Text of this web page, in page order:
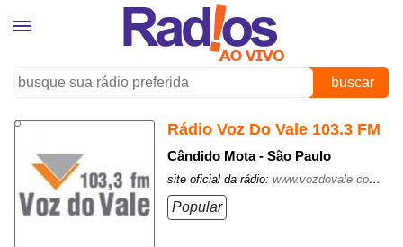
buscar
Rádio Voz Do Vale 103.3 FM
Cândido Mota - São Paulo
site oficial da rádio:www.vozdovale.com.br/
Popular